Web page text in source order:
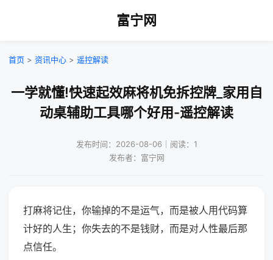
富宁网
首页 > 资讯中心 > 遥控解读
一学就懂!快速起效麻将机免拆控牌_家用自
动桌辅助工具哪个好用-遥控解读
发布时间：2026-08-06｜阅读：1
发布者：富宁网
打麻将记住，你输掉的不是运气，而是被人用代码算
计好的人生；你失去的不是钱财，而是对人性最后那
点信任。